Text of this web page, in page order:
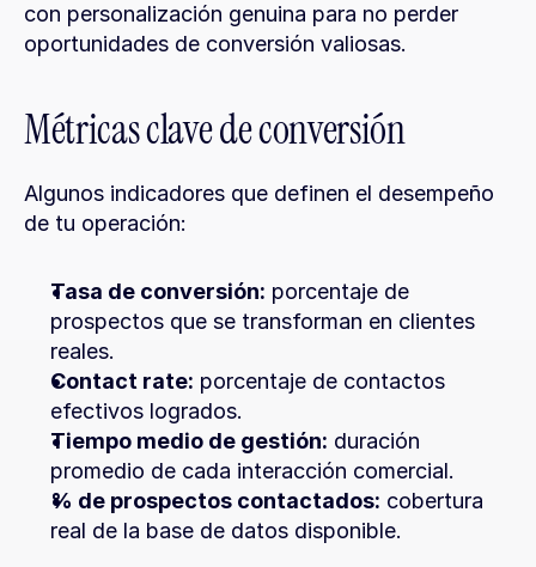
con personalización genuina para no perder
oportunidades de conversión valiosas.
Métricas clave de conversión
Algunos indicadores que definen el desempeño
de tu operación:
Tasa de conversión: porcentaje de
prospectos que se transforman en clientes
reales.
Contact rate: porcentaje de contactos
efectivos logrados.
Tiempo medio de gestión: duración
promedio de cada interacción comercial.
% de prospectos contactados: cobertura
real de la base de datos disponible.